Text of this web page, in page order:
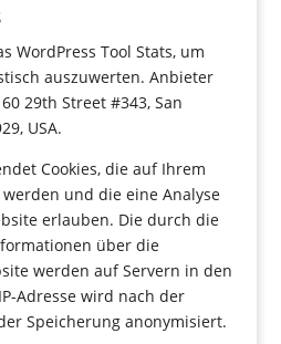
WordPress Tool Stats, um
auszuwerten. Anbieter
29th Street #343, San
USA.
Cookies, die auf Ihrem
und die eine Analyse
erlauben. Die durch die
über die
werden auf Servern in den
Adresse wird nach der
Speicherung anonymisiert.